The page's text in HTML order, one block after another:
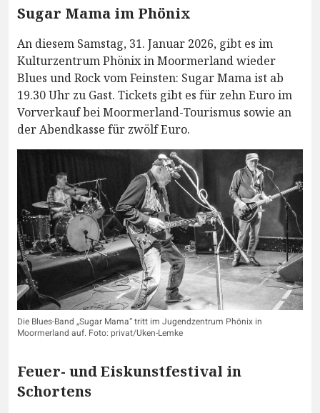
Sugar Mama im Phönix
An diesem Samstag, 31. Januar 2026, gibt es im
Kulturzentrum Phönix in Moormerland wieder
Blues und Rock vom Feinsten: Sugar Mama ist ab
19.30 Uhr zu Gast. Tickets gibt es für zehn Euro im
Vorverkauf bei Moormerland-Tourismus sowie an
der Abendkasse für zwölf Euro.
Die Blues-Band „Sugar Mama“ tritt im Jugendzentrum Phönix in
Moormerland auf. Foto: privat/Uken-Lemke
Feuer- und Eiskunstfestival in
Schortens